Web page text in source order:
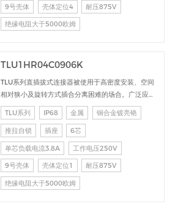
9号壳体 壳体定位4 耐压875V
绝缘电阻大于5000欧姆
TLU1HR04C0906K
TLU系列直插拔式连接器被使用于高密度安装、空间
相对狭小及旋转方式插合分离困难的场合。广泛应用
于电台设备、加固计算机、医疗设备、测试检测设
备、音频视频设备、数据采集、工业控制等场合的交
直流、高速、射频、光纤等的信号连接传输。
TLU系列 IP68 金属 铜合金镀亮铬
推拉自锁 插座 6芯
单芯负载电流3.8A 工作电压250V
9号壳体 壳体定位1 耐压875V
绝缘电阻大于5000欧姆